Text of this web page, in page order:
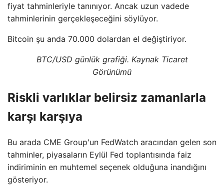
fiyat tahminleriyle tanınıyor. Ancak uzun vadede
tahminlerinin gerçekleşeceğini söylüyor.
Bitcoin şu anda 70.000 dolardan el değiştiriyor.
BTC/USD günlük grafiği. Kaynak Ticaret
Görünümü
Riskli varlıklar belirsiz zamanlarla
karşı karşıya
Bu arada CME Group'un FedWatch aracından gelen son
tahminler, piyasaların Eylül Fed toplantısında faiz
indiriminin en muhtemel seçenek olduğuna inandığını
gösteriyor.